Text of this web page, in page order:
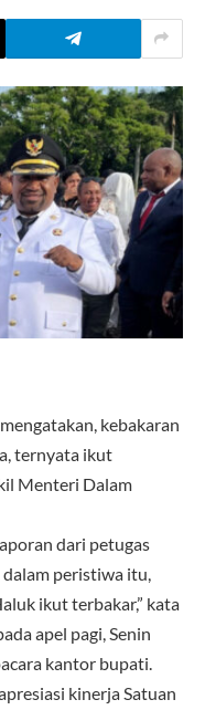
kebakaran
ternyata ikut
Menteri Dalam
dari petugas
dalam peristiwa itu,
ikut terbakar,” kata
apel pagi, Senin
kantor bupati.
kinerja Satuan